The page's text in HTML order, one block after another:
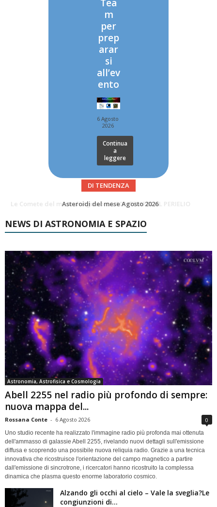
Tea
m
per
prep
arar
si
all’ev
ento
6 Agosto
2026
Continua
a
leggere
DI TENDENZA
Asteroidi del mese Agosto 2026
NEWS DI ASTRONOMIA E SPAZIO
Astronomia, Astrofisica e Cosmologia
Abell 2255 nel radio più profondo di sempre:
nuova mappa del...
Rossana Conte - 6 Agosto 2026 0
Uno studio recente ha realizzato l'immagine radio più profonda mai ottenuta
dell'ammasso di galassie Abell 2255, rivelando nuovi dettagli sull'emissione
diffusa e scoprendo una possibile nuova reliquia radio. Grazie a una tecnica
innovativa che ricostruisce l'orientazione del campo magnetico a partire
dall'emissione di sincrotrone, i ricercatori hanno ricostruito la complessa
dinamica che plasma questo enorme laboratorio cosmico.
Alzando gli occhi al cielo – Vale la sveglia?Le
congiunzioni di...